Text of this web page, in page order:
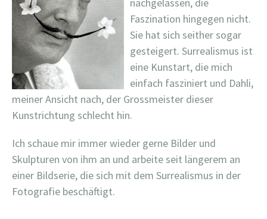
Faszination hingegen nicht.
Sie hat sich seither sogar
gesteigert. Surrealismus ist
eine Kunstart, die mich
einfach fasziniert und Dahli,
meiner Ansicht nach, der Grossmeister dieser
Kunstrichtung schlecht hin.
Ich schaue mir immer wieder gerne Bilder und
Skulpturen von ihm an und arbeite seit längerem an
einer Bildserie, die sich mit dem Surrealismus in der
Fotografie beschäftigt.